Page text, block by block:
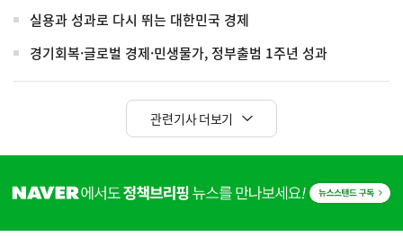
실용과 성과로 다시 뛰는 대한민국 경제
경기회복·글로벌 경제·민생물가, 정부출범 1주년 성과
관련기사 더보기
단